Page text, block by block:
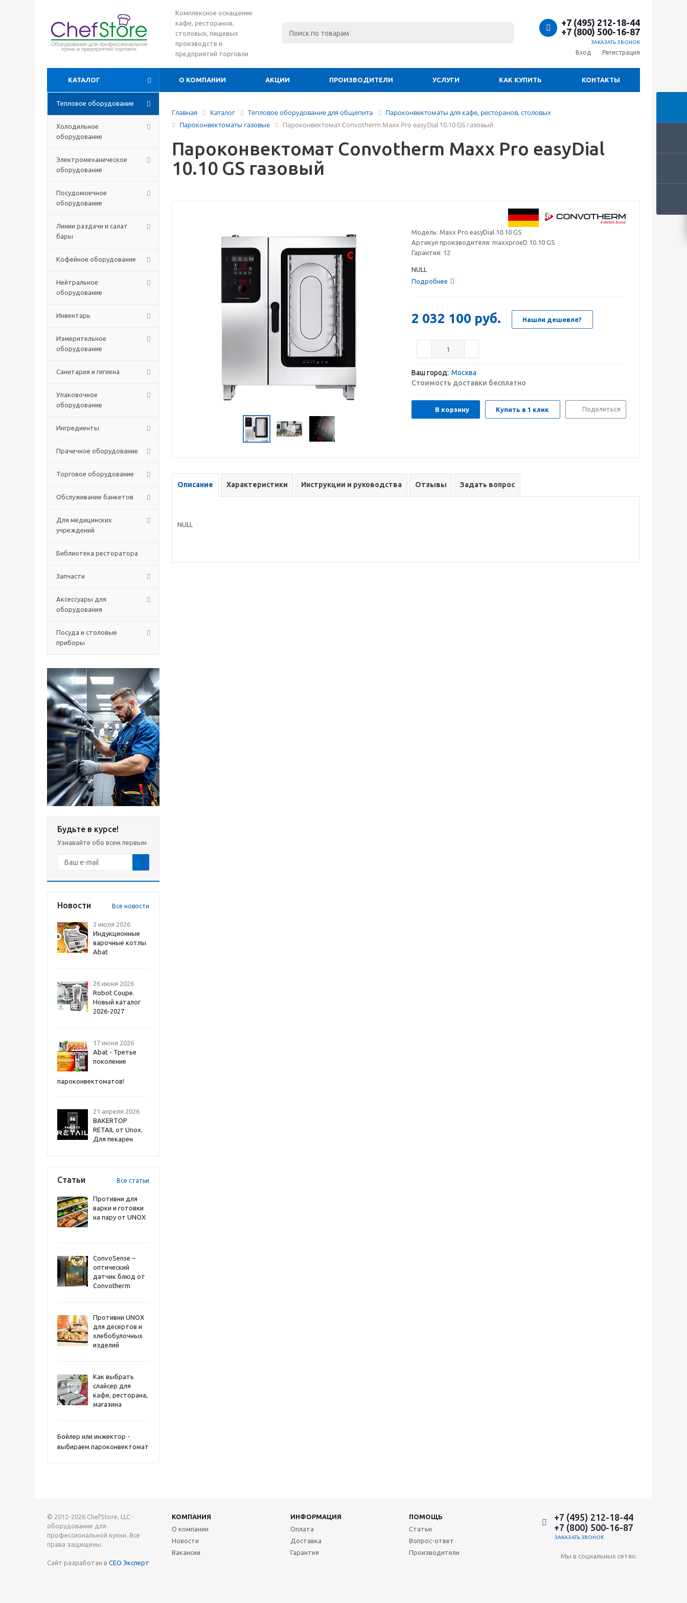
Комплексное оснащение
кафе, ресторанов,
столовых, пищевых
производств и
предприятий торговли
+7 (495) 212-18-44
+7 (800) 500-16-87
ЗАКАЗАТЬ ЗВОНОК
Вход Регистрация
КАТАЛОГ О КОМПАНИИ АКЦИИ ПРОИЗВОДИТЕЛИ УСЛУГИ КАК КУПИТЬ КОНТАКТЫ
Тепловое оборудование
Холодильное
оборудование
Электромеханическое
оборудование
Посудомоечное
оборудование
Линии раздачи и салат
бары
Кофейное оборудование
Нейтральное
оборудование
Инвентарь
Измерительное
оборудование
Санитария и гигиена
Упаковочное
оборудование
Ингредиенты
Прачечное оборудование
Торговое оборудование
Обслуживание банкетов
Для медицинских
учреждений
Библиотека ресторатора
Запчасти
Аксессуары для
оборудования
Посуда и столовые
приборы
Будьте в курсе!
Узнавайте обо всем первым
Новости Все новости
2 июля 2026
Индукционные
варочные котлы
Abat
26 июня 2026
Robot Coupe.
Новый каталог
2026-2027
17 июня 2026
Abat - Третье
поколение
пароконвектоматов!
21 апреля 2026
BAKERTOP
RETAIL от Unox.
Для пекарен
Статьи Все статьи
Противни для
варки и готовки
на пару от UNOX
ConvoSense –
оптический
датчик блюд от
Convotherm
Противни UNOX
для десертов и
хлебобулочных
изделий
Как выбрать
слайсер для
кафе, ресторана,
магазина
Бойлер или инжектор -
выбираем пароконвектомат
Главная Каталог Тепловое оборудование для общепита
Пароконвектоматы для кафе, ресторанов, столовых
Пароконвектоматы газовые
Пароконвектомат Convotherm Maxx Pro easyDial 10.10 GS газовый
Пароконвектомат Convotherm Maxx Pro easyDial
10.10 GS газовый
Модель: Maxx Pro easyDial 10.10 GS
Артикул производителя: maxxproeD 10.10 GS
Гарантия: 12
NULL
Подробнее
2 032 100 руб. Нашли дешевле?
Ваш город: Москва
Стоимость доставки бесплатно
В корзину Купить в 1 клик Поделиться
Описание Характеристики Инструкции и руководства Отзывы Задать вопрос
NULL
© 2012-2026 ChefStore, LLC -
оборудование для
профессиональной кухни. Все
права защищены.
Сайт разработан в СЕО Эксперт
КОМПАНИЯ ИНФОРМАЦИЯ
ПОМОЩЬ
О компании
Новости
Вакансии
Оплата
Доставка
Гарантия
Статьи
Вопрос-ответ
Производители
+7 (495) 212-18-44
+7 (800) 500-16-87
ЗАКАЗАТЬ ЗВОНОК
Мы в социальных сетях: